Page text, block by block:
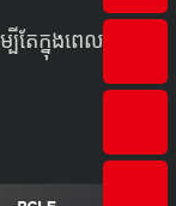
តែ​ក្នុង​ពេល​មាន​